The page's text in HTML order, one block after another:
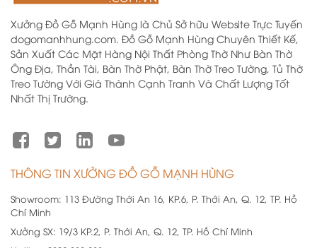
Xưởng Đồ Gỗ Mạnh Hùng là Chủ Sở hữu Website Trực Tuyến
dogomanhhung.com. Đồ Gỗ Mạnh Hùng Chuyên Thiết Kế,
Sản Xuất Các Mặt Hàng Nội Thất Phòng Thờ Như Bàn Thờ
Ông Địa, Thần Tài, Bàn Thờ Phật, Bàn Thờ Treo Tường, Tủ Thờ
Treo Tường Với Giá Thành Cạnh Tranh Và Chất Lượng Tốt
Nhất Thị Trường.
THÔNG TIN XƯỞNG ĐỒ GỖ MẠNH HÙNG
Showroom: 113 Đường Thới An 16, KP.6, P. Thới An, Q. 12, TP. Hồ
Chí Minh
Xưởng SX: 19/3 KP.2, P. Thới An, Q. 12, TP. Hồ Chí Minh